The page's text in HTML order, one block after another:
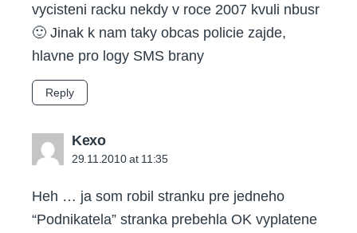
vycisteni racku nekdy v roce 2007 kvuli nbusr
🙂 Jinak k nam taky obcas policie zajde,
hlavne pro logy SMS brany
Reply
Kexosays:
29.11.2010 at 11:35
Heh … ja som robil stranku pre jedneho
“Podnikatela” stranka prebehla OK vyplatene